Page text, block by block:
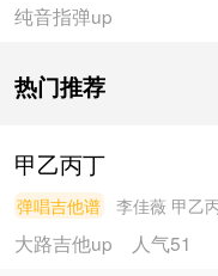
纯音指弹up
热门推荐
甲乙丙丁
弹唱吉他谱 李佳薇 甲乙
大路吉他up 人气51